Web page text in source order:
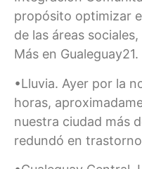
propósito optimizar
de las áreas
Más en Gualeguay21.
•Lluvia. Ayer por la
horas,
nuestra ciudad más
redundó en